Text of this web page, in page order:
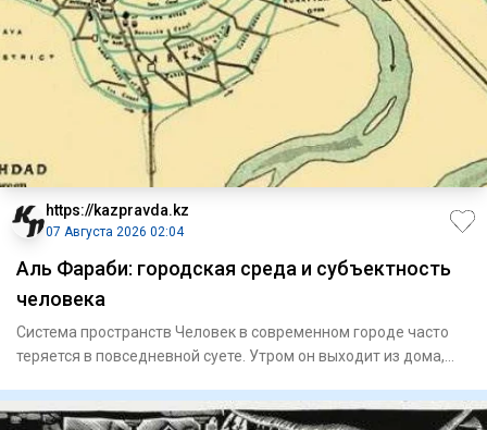
https://kazpravda.kz
07 Августа 2026 02:04
Аль Фараби: городская среда и субъектность
человека
Система пространств Человек в современном городе часто
теряется в повседневной суете. Утром он выходит из дома,